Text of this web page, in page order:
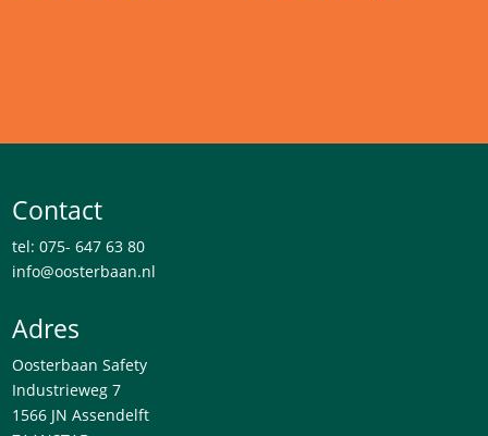
Contact
tel: 075- 647 63 80
info@oosterbaan.nl
Adres
Oosterbaan Safety
Industrieweg 7
1566 JN Assendelft